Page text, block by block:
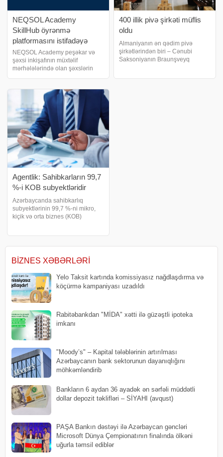
NEQSOL Academy
SkillHub öyrənmə
platformasını istifadəyə
verib
NEQSOL Academy peşəkar və
şəxsi inkişafının müxtəlif
mərhələlərində olan şəxslərin
məqsədilə hər kəs üçün açıq olan
yeni rəqəmsal öyrənmə
platforması SkillHub-ı təqdi
400 illik pivə şirkəti müflis
oldu
Almaniyanın ən qədim pivə
şirkətlərindən biri – Cənubi
Saksoniyanın Braunşveyq
Agentlik: Sahibkarların 99,7
%-i KOB subyektləridir
Azərbaycanda sahibkarlıq
subyektlərinin 99,7 %-ni mikro,
kiçik və orta biznes (KOB)
Orta Biznesin İnkişafı Agentliyinin
(KOBİA
BIZNES XƏBƏRLƏRI
Yelo Taksit kartında komissiyasız nağdlaşdırma və
köçürmə kampaniyası uzadıldı
Rabitəbankdan "MİDA" xətti ilə güzəştli ipoteka
imkanı
"Moody’s" – Kapital tələblərinin artırılması
Azərbaycanın bank sektorunun dayanıqlığını
möhkəmləndirib
Bankların 6 aydan 36 ayadək ən sərfəli müddətli
dollar depozit təklifləri – SİYAHI (avqust)
PAŞA Bankın dəstəyi ilə Azərbaycan gəncləri
Microsoft Dünya Çempionatının finalında ölkəni
uğurla təmsil ediblər